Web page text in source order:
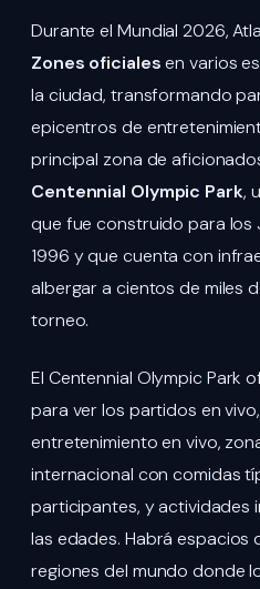
Durante el Mundial 2026,
Zones oficialesen varios
la ciudad, transformando
epicentros de
principal zona de
Centennial Olympic Park,
que fue construido para los
1996 y que cuenta con
albergar a cientos de miles
torneo.
El Centennial Olympic Park
para ver los partidos en
entretenimiento en vivo,
internacional con comidas
participantes, y actividades
las edades. Habrá
regiones del mundo donde